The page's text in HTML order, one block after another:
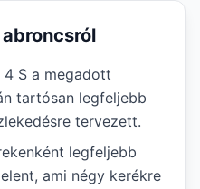
S a megadott
tartósan legfeljebb
tervezett.
legfeljebb
ami négy kerékre